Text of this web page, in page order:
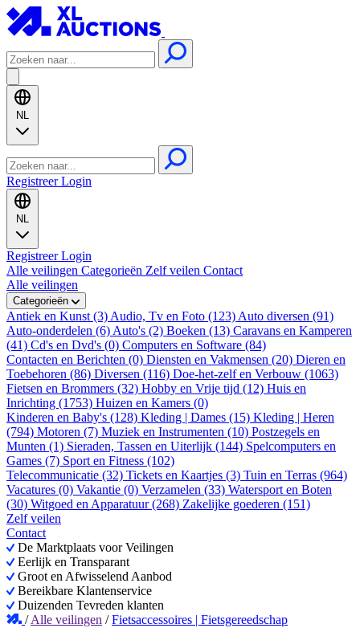
NL
RegistreerLogin
NL
RegistreerLogin
Alle veilingen Categorieën Zelf veilen Contact
Alle veilingen
Categorieën
Antiek en Kunst (3) Audio, Tv en Foto (123) Auto diversen (91)
Auto-onderdelen (6) Auto's (2) Boeken (13) Caravans en Kamperen
(41) Cd's en Dvd's (0) Computers en Software (84)
Contacten en Berichten (0) Diensten en Vakmensen (20) Dieren en
Toebehoren (86) Diversen (116) Doe-het-zelf en Verbouw (1063)
Fietsen en Brommers (32) Hobby en Vrije tijd (12) Huis en
Inrichting (1753) Huizen en Kamers (0)
Kinderen en Baby's (128) Kleding | Dames (15) Kleding | Heren
(794) Motoren (7) Muziek en Instrumenten (10) Postzegels en
Munten (1) Sieraden, Tassen en Uiterlijk (144) Spelcomputers en
Games (7) Sport en Fitness (102)
Telecommunicatie (32) Tickets en Kaartjes (3) Tuin en Terras (964)
Vacatures (0) Vakantie (0) Verzamelen (33) Watersport en Boten
(30) Witgoed en Apparatuur (268) Zakelijke goederen (151)
Zelf veilen
Contact
De Marktplaats voor Veilingen
Eerlijk en Transparant
Groot en Afwisselend Aanbod
Bereikbare Klantenservice
Duizenden Tevreden klanten
/Alle veilingen /Fietsaccessoires | Fietsgereedschap